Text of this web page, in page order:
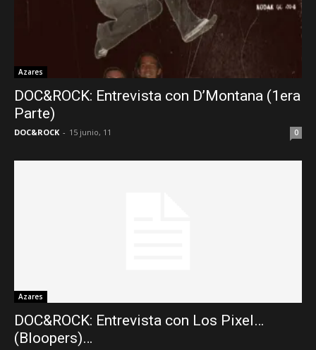
Azares
DOC&ROCK: Entrevista con D’Montana (1era
Parte)
DOC&ROCK - 15 junio, 11 0
Azares
DOC&ROCK: Entrevista con Los Pixel…
(Bloopers)…